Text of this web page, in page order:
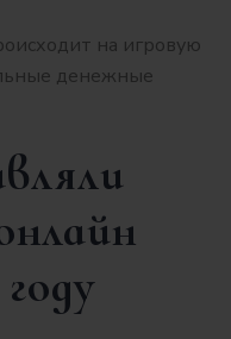
на игровую
денежные